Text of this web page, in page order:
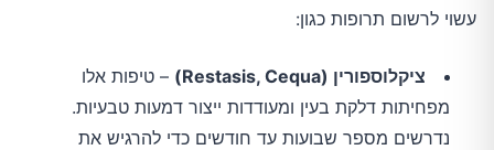
עשוי לרשום תרופות כגון:
ציקלוספורין (Restasis, Cequa)
– טיפות אלו
מפחיתות דלקת בעין ומעודדות ייצור דמעות טבעיות.
נדרשים מספר שבועות עד חודשים כדי להרגיש את